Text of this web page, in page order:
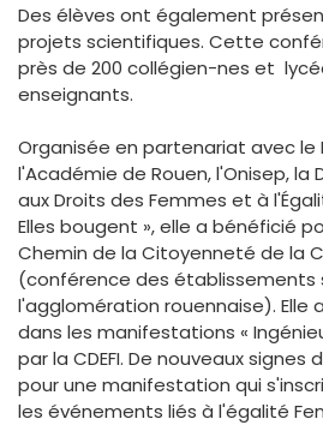
Des élèves ont également
projets scientifiques. Cette
près de 200 collégien-nes et
enseignants.
Organisée en partenariat avec
l'Académie de Rouen, l'Onisep, la
aux Droits des Femmes et à
Elles bougent », elle a bénéficié
Chemin de la Citoyenneté de la
(conférence des établissements
l'agglomération rouennaise). Elle
dans les manifestations «
par la CDEFI. De nouveaux signes
pour une manifestation qui
les événements liés à l'égalité